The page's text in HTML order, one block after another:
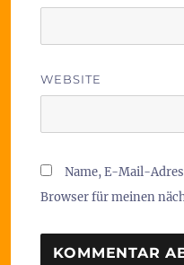
WEBSITE
Name, E-Mail-
Browser für meinen